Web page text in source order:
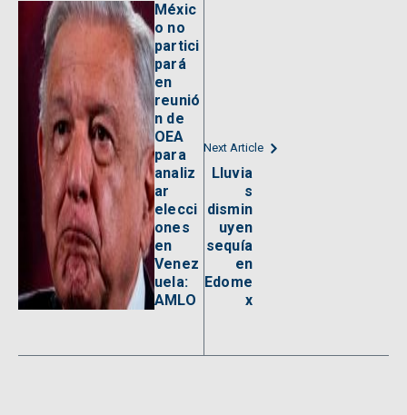
Méxic
o no
partici
pará
en
reunió
n de
OEA
para
analiz
ar
elecci
ones
en
Venez
uela:
AMLO
Next Article
Lluvia
s
dismin
uyen
sequía
en
Edome
x